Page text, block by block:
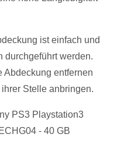
ist einfach und
durchgeführt werden.
Abdeckung entfernen
Stelle anbringen.
PS3 Playstation3
- 40 GB